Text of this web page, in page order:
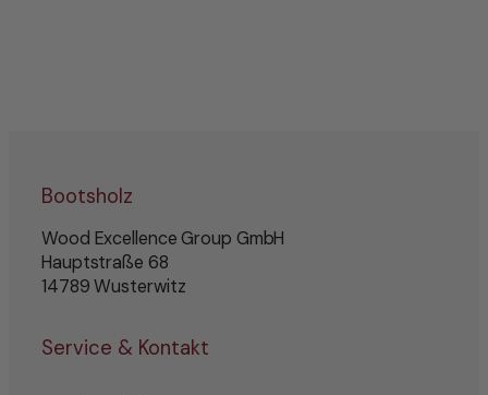
Bootsholz
Wood Excellence Group GmbH
Hauptstraße 68
14789 Wusterwitz
Service & Kontakt